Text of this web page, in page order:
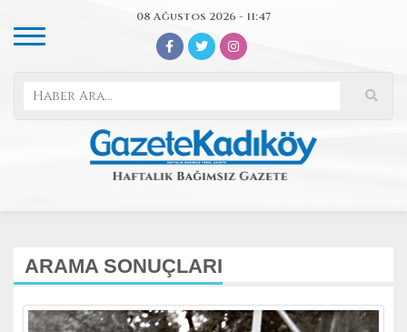
08 Ağustos 2026 - 11:47
ARAMA SONUÇLARI